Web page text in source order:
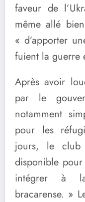
faveur de
même allé
« d’apporter
fuient la guerre
Après avoir
par le
notamment
pour les
jours, le club
disponible
intégrer à
bracarense. »